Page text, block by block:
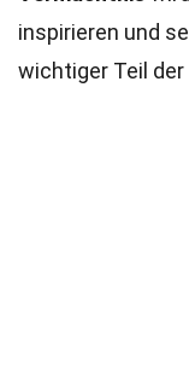
inspirieren und
wichtiger Teil der